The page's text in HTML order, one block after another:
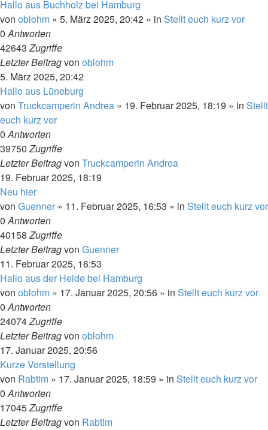
Hallo aus Buchholz bei Hamburg
von oblohm » 5. März 2025, 20:42 » in Stellt euch kurz vor
0Antworten
42643Zugriffe
Letzter Beitragvon oblohm
5. März 2025, 20:42
Hallo aus Lüneburg
von Truckcamperin Andrea » 19. Februar 2025, 18:19 » in Stellt
euch kurz vor
0Antworten
39750Zugriffe
Letzter Beitragvon Truckcamperin Andrea
19. Februar 2025, 18:19
Neu hier
von Guenner » 11. Februar 2025, 16:53 » in Stellt euch kurz vor
0Antworten
40158Zugriffe
Letzter Beitragvon Guenner
11. Februar 2025, 16:53
Hallo aus der Heide bei Hamburg
von oblohm » 17. Januar 2025, 20:56 » in Stellt euch kurz vor
0Antworten
24074Zugriffe
Letzter Beitragvon oblohm
17. Januar 2025, 20:56
Kurze Vorstellung
von Rabtim » 17. Januar 2025, 18:59 » in Stellt euch kurz vor
0Antworten
17045Zugriffe
Letzter Beitragvon Rabtim